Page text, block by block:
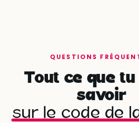
QUESTIONS
Tout ce que
savoir
sur le code de